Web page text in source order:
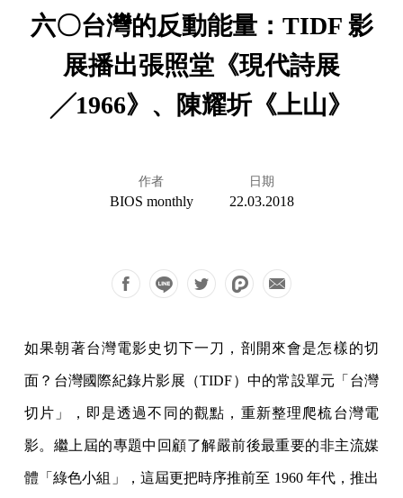
六〇台灣的反動能量：TIDF 影
展播出張照堂《現代詩展
╱1966》、陳耀圻《上山》
作者
BIOS monthly
日期
22.03.2018
如果朝著台灣電影史切下一刀，剖開來會是怎樣的切
面？台灣國際紀錄片影展（TIDF）中的常設單元「台灣
切片」，即是透過不同的觀點，重新整理爬梳台灣電
影。繼上屆的專題中回顧了解嚴前後最重要的非主流媒
體「綠色小組」，這屆更把時序推前至 1960 年代，推出